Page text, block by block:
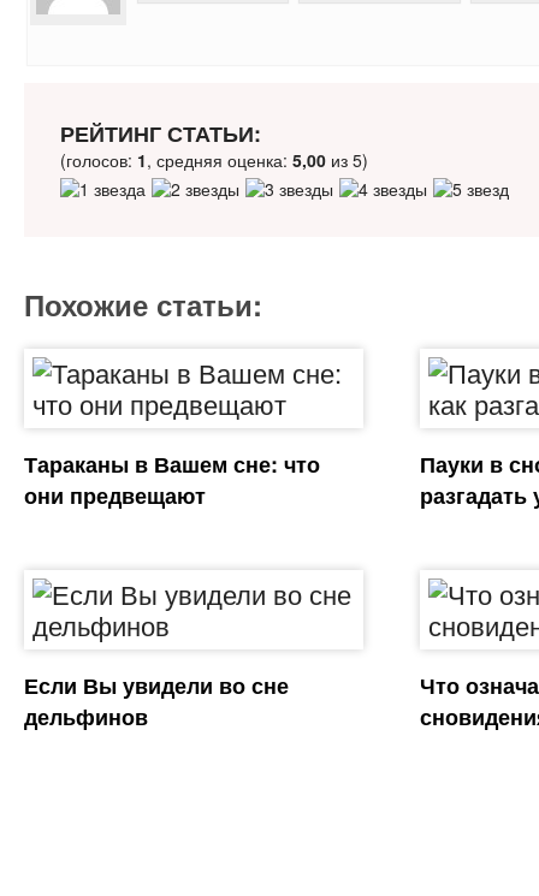
РЕЙТИНГ СТАТЬИ:
(голосов: 1, средняя оценка: 5,00из 5)
Похожие статьи:
Тараканы в Вашем сне: что
они предвещают
Пауки в
Если Вы увидели во сне
дельфинов
Что